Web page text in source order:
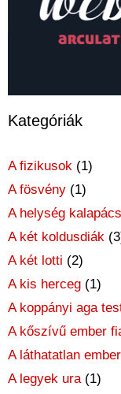
Kategóriák
A fizikusok (1)
A fösvény (1)
A helység
A két koldusdiák
A két lotti (2)
A kis herceg (1)
A koppányi aga
A kőszívű ember
A láthatatlan ember
A legyek ura(1)